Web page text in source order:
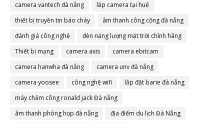
camera vantech đà nẵng
lắp camera tại huế
thiết bị truyền tin báo cháy
âm thanh công cộng đà nẵng
đánh giá công nghệ
đèn năng lượng mặt trời chính hãng
Thiết bị mạng
camera axis
camera ebitcam
camera hanwha đà nẵng
camera unv đà nẵng
camera yoosee
công nghệ wifi
lắp đặt barie đà nẵng
máy chấm công ronald jack Đà nẵng
âm thanh phòng họp đà nẵng
địa điểm du lịch Đà Nẵng